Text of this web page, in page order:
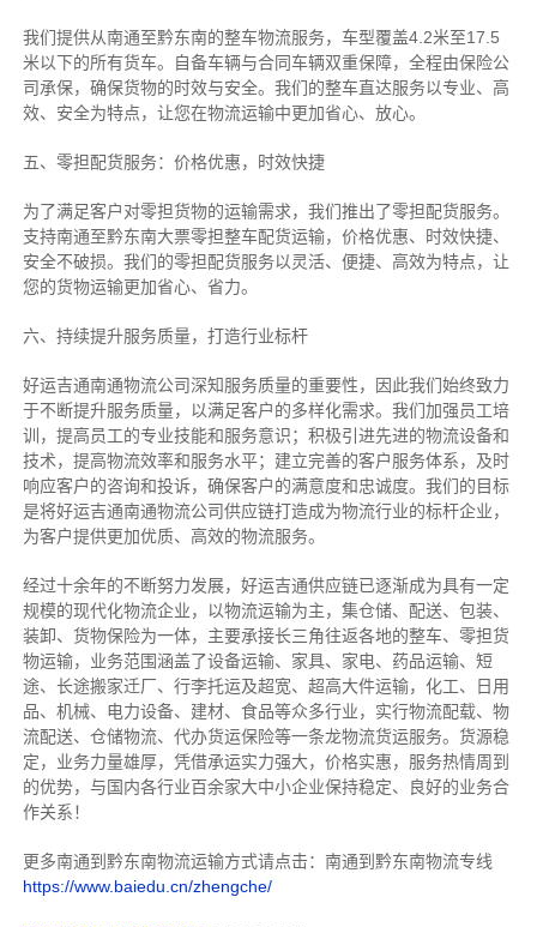
我们提供从南通至黔东南的整车物流服务，车型覆盖4.2米至17.5
米以下的所有货车。自备车辆与合同车辆双重保障，全程由保险公
司承保，确保货物的时效与安全。我们的整车直达服务以专业、高
效、安全为特点，让您在物流运输中更加省心、放心。
五、零担配货服务：价格优惠，时效快捷
为了满足客户对零担货物的运输需求，我们推出了零担配货服务。
支持南通至黔东南大票零担整车配货运输，价格优惠、时效快捷、
安全不破损。我们的零担配货服务以灵活、便捷、高效为特点，让
您的货物运输更加省心、省力。
六、持续提升服务质量，打造行业标杆
好运吉通南通物流公司深知服务质量的重要性，因此我们始终致力
于不断提升服务质量，以满足客户的多样化需求。我们加强员工培
训，提高员工的专业技能和服务意识；积极引进先进的物流设备和
技术，提高物流效率和服务水平；建立完善的客户服务体系，及时
响应客户的咨询和投诉，确保客户的满意度和忠诚度。我们的目标
是将好运吉通南通物流公司供应链打造成为物流行业的标杆企业，
为客户提供更加优质、高效的物流服务。
经过十余年的不断努力发展，好运吉通供应链已逐渐成为具有一定
规模的现代化物流企业，以物流运输为主，集仓储、配送、包装、
装卸、货物保险为一体，主要承接长三角往返各地的整车、零担货
物运输，业务范围涵盖了设备运输、家具、家电、药品运输、短
途、长途搬家迁厂、行李托运及超宽、超高大件运输，化工、日用
品、机械、电力设备、建材、食品等众多行业，实行物流配载、物
流配送、仓储物流、代办货运保险等一条龙物流货运服务。货源稳
定，业务力量雄厚，凭借承运实力强大，价格实惠，服务热情周到
的优势，与国内各行业百余家大中小企业保持稳定、良好的业务合
作关系！
更多南通到黔东南物流运输方式请点击：南通到黔东南物流专线
https://www.baiedu.cn/zhengche/